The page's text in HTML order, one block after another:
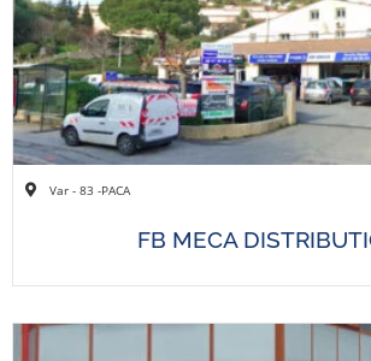
Var - 83 -PACA
FB MECA